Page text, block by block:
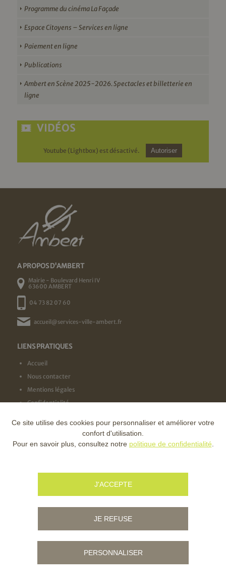
Programme du cinéma La Façade
Espace Citoyens – Services en ligne
Paiement en ligne
Publications
Ambert en Scène 2025-2026. Spectacles et billetterie en
ligne
VIDÉOS
Youtube (Lightbox) est désactivé. Autoriser
A PROPOS D'AMBERT
Mairie - Boulevard Henri IV
63600 AMBERT
04 73 82 07 60
accueil@services-ville-ambert.fr
LIENS PRATIQUES
Accueil
Nous contacter
Mentions légales
Confidentialité
NOS LABELS
Ce site utilise des cookies pour personnaliser et améliorer votre
confort d'utilisation.
Pour en savoir plus, consultez notre politique de confidentialité
J'ACCEPTE
JE REFUSE
PERSONNALISER